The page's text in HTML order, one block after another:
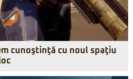
cunoştinţă cu noul spaţiu